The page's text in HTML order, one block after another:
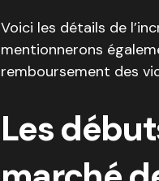
Voici les détails de
mentionnerons
remboursement des
Les